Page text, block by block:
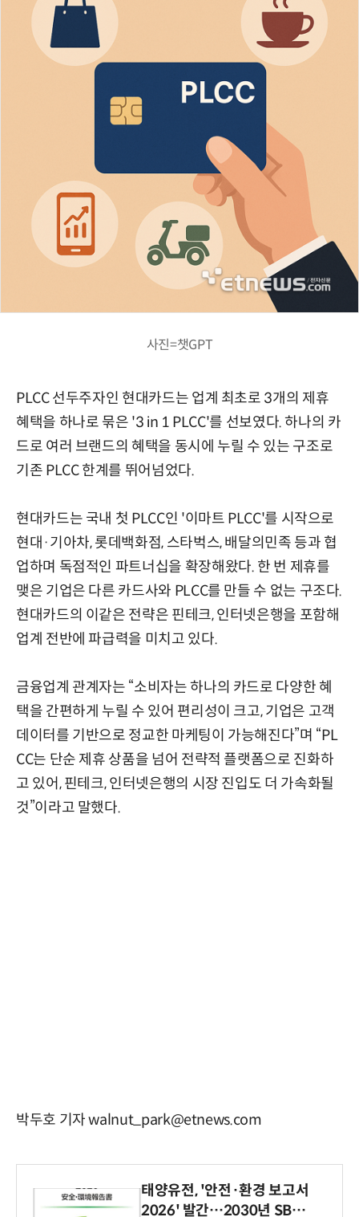
사진=챗GPT
PLCC 선두주자인 현대카드는 업계 최초로 3개의 제휴
혜택을 하나로 묶은 '3 in 1 PLCC'를 선보였다. 하나의 카
드로 여러 브랜드의 혜택을 동시에 누릴 수 있는 구조로
기존 PLCC 한계를 뛰어넘었다.
현대카드는 국내 첫 PLCC인 '이마트 PLCC'를 시작으로
현대·기아차, 롯데백화점, 스타벅스, 배달의민족 등과 협
업하며 독점적인 파트너십을 확장해왔다. 한 번 제휴를
맺은 기업은 다른 카드사와 PLCC를 만들 수 없는 구조다.
현대카드의 이같은 전략은 핀테크, 인터넷은행을 포함해
업계 전반에 파급력을 미치고 있다.
금융업계 관계자는 “소비자는 하나의 카드로 다양한 혜
택을 간편하게 누릴 수 있어 편리성이 크고, 기업은 고객
데이터를 기반으로 정교한 마케팅이 가능해진다”며 “PL
CC는 단순 제휴 상품을 넘어 전략적 플랫폼으로 진화하
고 있어, 핀테크, 인터넷은행의 시장 진입도 더 가속화될
것”이라고 말했다.
박두호 기자 walnut_park@etnews.com
태양유전, '안전·환경 보고서
2026' 발간…2030년 SBT